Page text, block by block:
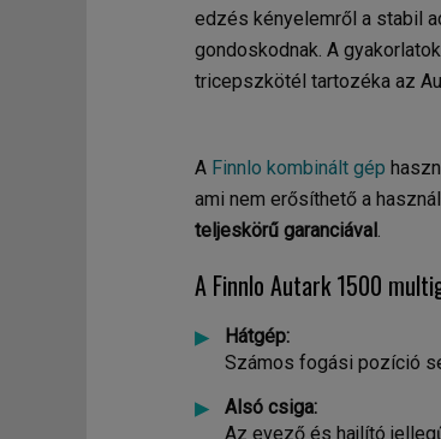
edzés kényelemről a stabil
gondoskodnak. A
tricepszkötél tartozéka az
A Finnlo kombinált gép
ami nem erősíthető a
teljeskörű garanciával.
A Finnlo Autark 1500
Hátgép:
Számos fogási pozíció
Alsó csiga:
Az evező és hajlító